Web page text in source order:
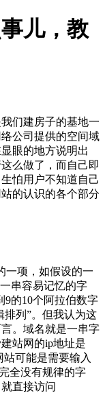
儿，教
们建房子的基地一
公司提供的空间域
眼的地方说明出
么做了，而自己即
怕用户不知道自己
的认识的各个部分
一项，如假设的一
串容易记忆的字
9的10个阿拉伯数字
排列”。但我认为这
。域名就是一串字
站网的ip地址是
站可能是需要输入
全没有规律的字
直接访问